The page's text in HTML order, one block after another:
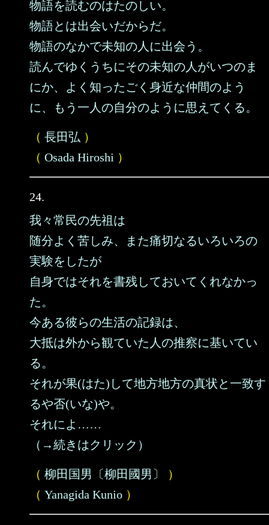
物語を読むのはたのしい。
物語とは出会いだからだ。
物語のなかで未知の人に出会う。
読んでゆくうちにその未知の人がいつのま
にか、よく知ったごく身近な仲間のよう
に、もう一人の自分のように思えてくる。
（ 長田弘 ）
（ Osada Hiroshi ）
24.
我々常民の先祖は
随分よく苦しみ、また痛切なるいろいろの
実験をしたが
自身ではそれを書残しておいてくれなかっ
た。
今ある彼らの生活の記録は、
大抵は外から観ていた人の推察に基いてい
る。
それが果(はた)して地方地方の真状と一致す
るや否(いな)や。
それによ……
（→続きはクリック）
（ 柳田国男〔柳田國男〕
）
（ Yanagida Kunio ）